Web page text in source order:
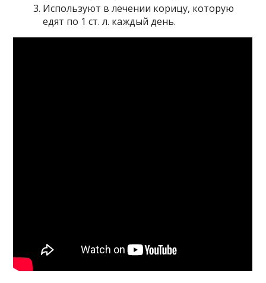
Используют в лечении корицу, которую
едят по 1 ст. л. каждый день.